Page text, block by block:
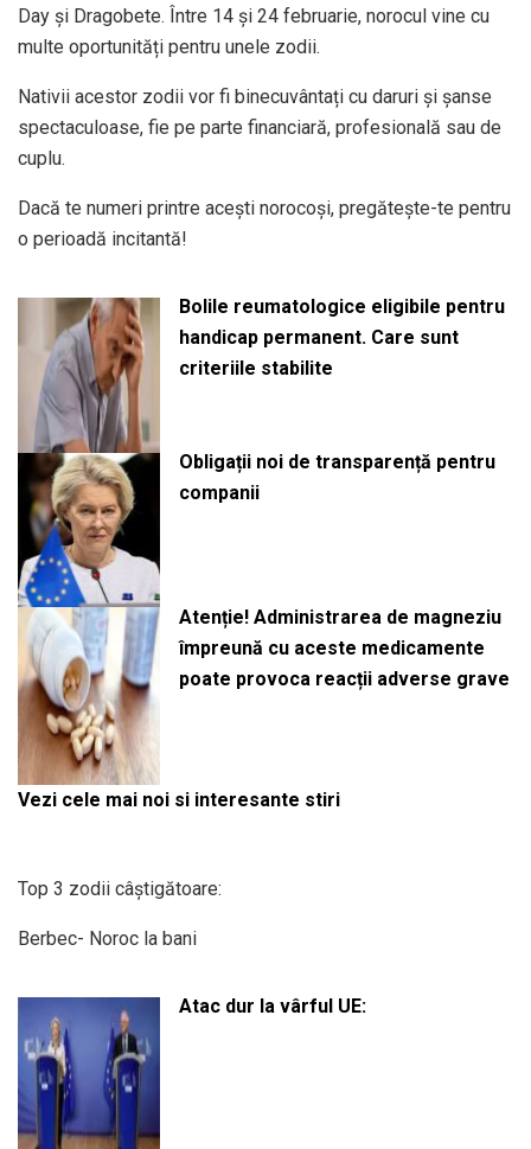
Day și Dragobete. Între 14 și 24 februarie, norocul vine cu
multe oportunități pentru unele zodii.
Nativii acestor zodii vor fi binecuvântați cu daruri și șanse
spectaculoase, fie pe parte financiară, profesională sau de
cuplu.
Dacă te numeri printre acești norocoși, pregătește-te pentru
o perioadă incitantă!
Bolile reumatologice eligibile pentru
handicap permanent. Care sunt
criteriile stabilite
Obligații noi de transparență pentru
companii
Atenție! Administrarea de magneziu
împreună cu aceste medicamente
poate provoca reacții adverse grave
Vezi cele mai noi si interesante stiri
Top 3 zodii câștigătoare:
Berbec- Noroc la bani
Atac dur la vârful UE: